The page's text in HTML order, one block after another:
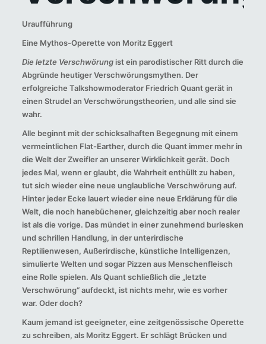
Uraufführung
Eine Mythos-Operette von Moritz Eggert
Die letzte Verschwörungist ein parodistischer Ritt durch die
Abgründe heutiger Verschwörungsmythen. Der
erfolgreiche Talkshowmoderator Friedrich Quant gerät in
einen Strudel an Verschwörungstheorien, und alle sind sie
wahr.
Alle beginnt mit der schicksalhaften Begegnung mit einem
vermeintlichen Flat-Earther, durch die Quant immer mehr in
die Welt der Zweifler an unserer Wirklichkeit gerät. Doch
jedes Mal, wenn er glaubt, die Wahrheit enthüllt zu haben,
tut sich wieder eine neue unglaubliche Verschwörung auf.
Hinter jeder Ecke lauert wieder eine neue Erklärung für die
Welt, die noch hanebüchener, gleichzeitig aber noch realer
ist als die vorige. Das mündet in einer zunehmend burlesken
und schrillen Handlung, in der unterirdische
Reptilienwesen, Außerirdische, künstliche Intelligenzen,
simulierte Welten und sogar Pizzen aus Menschenfleisch
eine Rolle spielen. Als Quant schließlich die „letzte
Verschwörung“ aufdeckt, ist nichts mehr, wie es vorher
war. Oder doch?
Kaum jemand ist geeigneter, eine zeitgenössische Operette
zu schreiben, als Moritz Eggert. Er schlägt Brücken und